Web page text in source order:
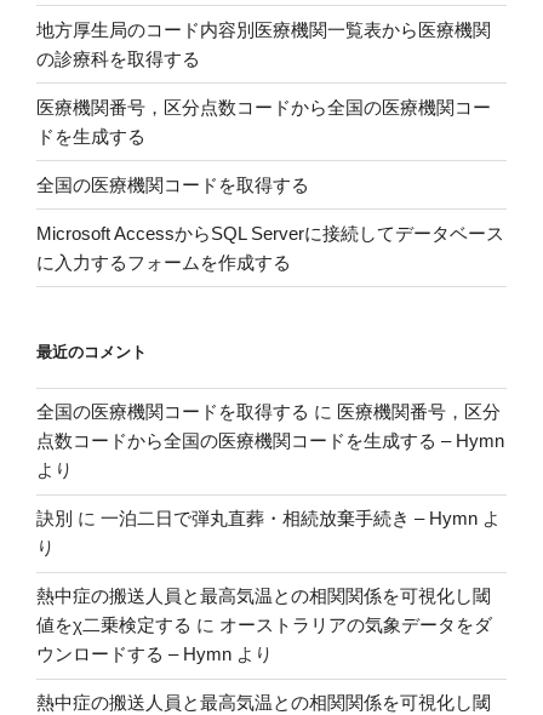
略
す
る”
の
地方厚生局のコード内容別医療機関一覧表から医療機関
の診療科を取得する
医療機関番号，区分点数コードから全国の医療機関コー
ドを生成する
全国の医療機関コードを取得する
Microsoft AccessからSQL Serverに接続してデータベース
に入力するフォームを作成する
最近のコメント
全国の医療機関コードを取得する に 医療機関番号，区分
点数コードから全国の医療機関コードを生成する – Hymn
より
訣別 に 一泊二日で弾丸直葬・相続放棄手続き – Hymn よ
り
熱中症の搬送人員と最高気温との相関関係を可視化し閾
値をχ二乗検定する に オーストラリアの気象データをダ
ウンロードする – Hymn より
熱中症の搬送人員と最高気温との相関関係を可視化し閾